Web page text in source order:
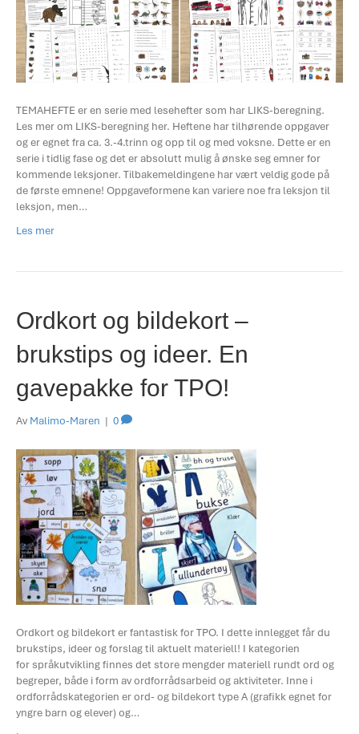
TEMAHEFTE er en serie med lesehefter som har LIKS-beregning.
Les mer om LIKS-beregning her. Heftene har tilhørende oppgaver
og er egnet fra ca. 3.-4.trinn og opp til og med voksne. Dette er en
serie i tidlig fase og det er absolutt mulig å ønske seg emner for
kommende leksjoner. Tilbakemeldingene har vært veldig gode på
de første emnene! Oppgaveformene kan variere noe fra leksjon til
leksjon, men…
Les mer
Ordkort og bildekort –
brukstips og ideer. En
gavepakke for TPO!
Av Malimo-Maren | 0
Ordkort og bildekort er fantastisk for TPO. I dette innlegget får du
brukstips, ideer og forslag til aktuelt materiell! I kategorien
for språkutvikling finnes det store mengder materiell rundt ord og
begreper, både i form av ordforrådsarbeid og aktiviteter. Inne i
ordforrådskategorien er ord- og bildekort type A (grafikk egnet for
yngre barn og elever) og…